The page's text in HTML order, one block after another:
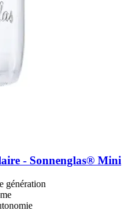
-​ Sonnenglas® Mini
génération